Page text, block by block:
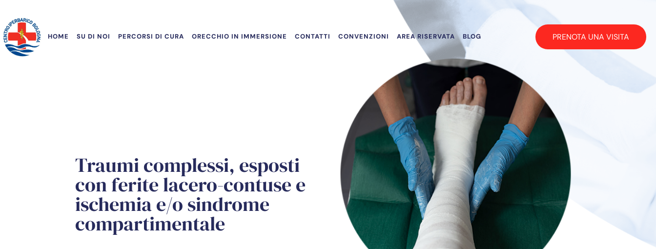
HOME SU DI NOI PERCORSI DI CURA ORECCHIO IN IMMERSIONE CONTATTI CONVENZIONI AREA RISERVATA BLOG PRENOTA UNA VISITA
Traumi complessi, esposti
con ferite lacero-contuse e
ischemia e/o sindrome
compartimentale